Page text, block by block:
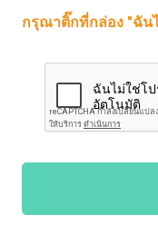
กรุณาติ๊กที่กล่อง "ฉัน